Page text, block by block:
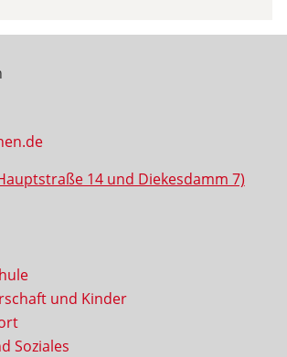
14 und Diekesdamm 7)
und Kinder
Soziales